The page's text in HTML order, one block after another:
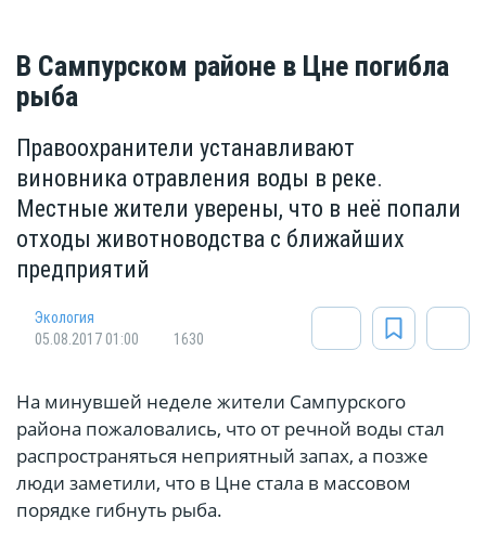
В Сампурском районе в Цне погибла
рыба
Правоохранители устанавливают
виновника отравления воды в реке.
Местные жители уверены, что в неё попали
отходы животноводства с ближайших
предприятий
Экология
05.08.2017 01:00
1630
На минувшей неделе жители Сампурского
района пожаловались, что от речной воды стал
распространяться неприятный запах, а позже
люди заметили, что в Цне стала в массовом
порядке гибнуть рыба.